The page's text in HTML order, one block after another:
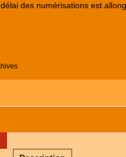
des numérisations est